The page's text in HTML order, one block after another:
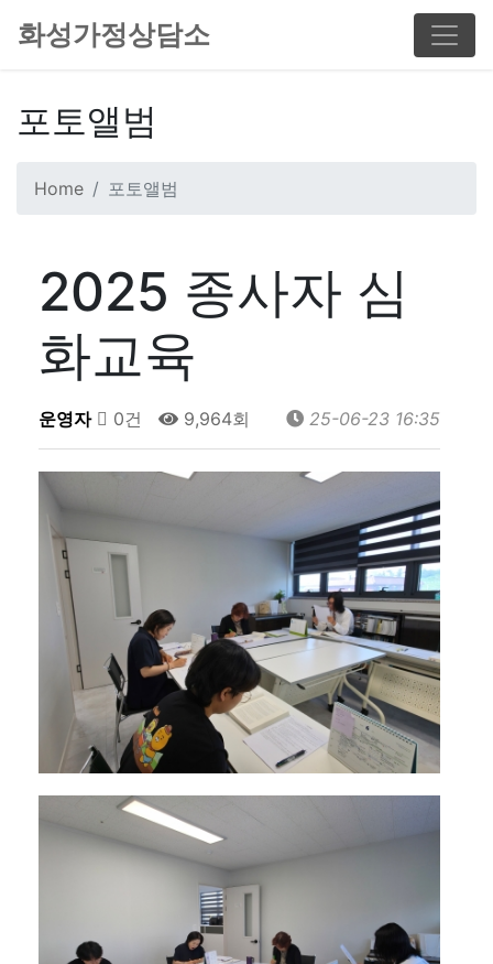
화성가정상담소
포토앨범
Home 포토앨범
2025 종사자 심
화교육
운영자 0건 9,964회 25-06-23 16:35